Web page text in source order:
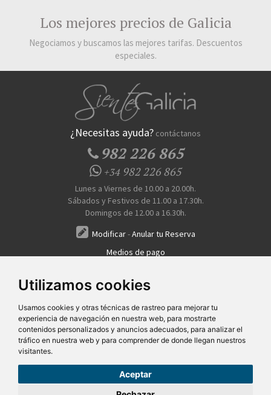
Utilizamos cookies
Usamos cookies y otras técnicas de rastreo para mejorar tu
experiencia de navegación en nuestra web, para mostrarte
contenidos personalizados y anuncios adecuados, para analizar el
tráfico en nuestra web y para comprender de donde llegan nuestros
visitantes.
Aceptar
Los mejores precios de Galicia
Negociamos y buscamos las mejores tarifas. Descuentos
especiales.
¿Necesitas ayuda? contáctanos
982 226 865
+34982 226 865
Lunes a Viernes de 10.00 a 20.00h.
Sábados y Festivos de 11.00 a 17.30h.
Domingos de 12.00 a 16.30h.
Modificar-Anular tu Reserva
Medios de pago
Quiénes Somos
sobre cookies|Ayudas
SG Entornos Turísticos S.L. Av. Vila Verde Cidade de Portugal, 25 Bajo. Lugo 27002 – España
- Licencia Agencia de viajesN° XG.362